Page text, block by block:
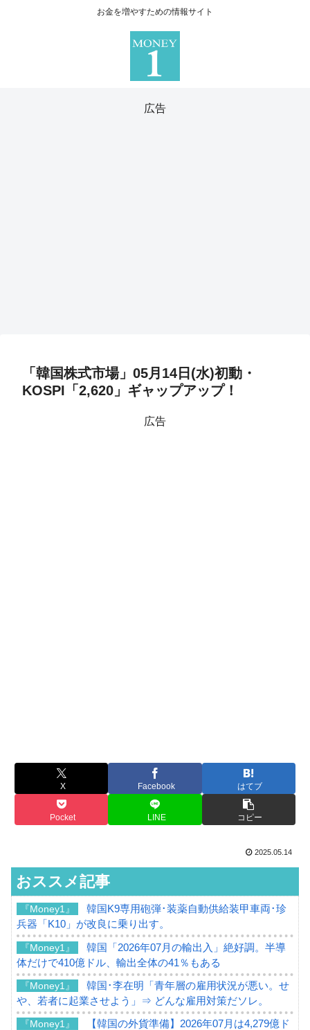
お金を増やすための情報サイト
広告
「韓国株式市場」05月14日(水)初動・
KOSPI「2,620」ギャップアップ！
広告
X Facebook はてブ
Pocket LINE コピー
2025.05.14
おススメ記事
『Money1』
韓国K9専用砲弾･装薬自動供給装甲車両･珍
兵器「K10」が改良に乗り出す。
『Money1』
韓国「2026年07月の輸出入」絶好調。半導
体だけで410億ドル、輸出全体の41％もある
『Money1』
韓国･李在明「青年層の雇用状況が悪い。せ
や、若者に起業させよう」⇒ どんな雇用対策だソレ。
『Money1』
【韓国の外貨準備】2026年07月は4,279億ド